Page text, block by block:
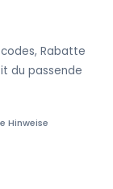
Rabatte
du passende
Hinweise